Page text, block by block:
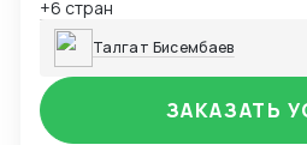
* Помощь в сертификации и
требованиям стран Ближнего
Турции Представление
международных рынках
экспорт и участию в тендерах
+6 стран
Талгат Бисембаев
ЗАКАЗАТЬ